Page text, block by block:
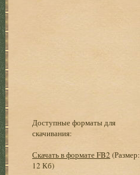
Доступные форматы для
скачивания:
Скачать в формате FB2 (Размер:
12 Кб)